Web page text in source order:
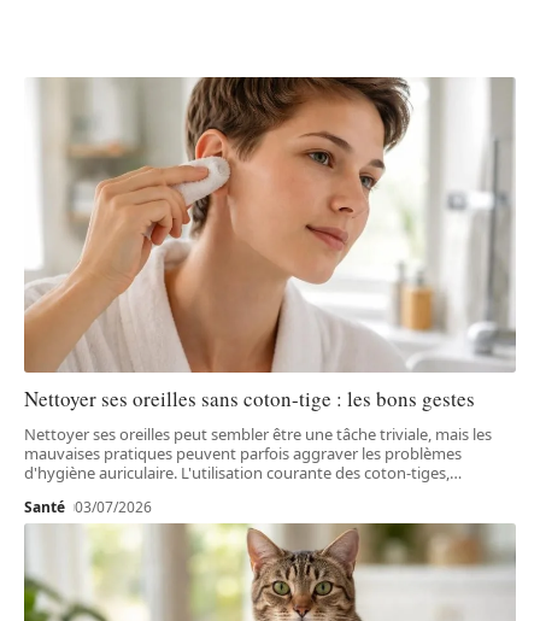
Nettoyer ses oreilles sans coton-tige : les bons gestes
Nettoyer ses oreilles peut sembler être une tâche triviale, mais les
mauvaises pratiques peuvent parfois aggraver les problèmes
d'hygiène auriculaire. L'utilisation courante des coton-tiges,…
Santé 03/07/2026